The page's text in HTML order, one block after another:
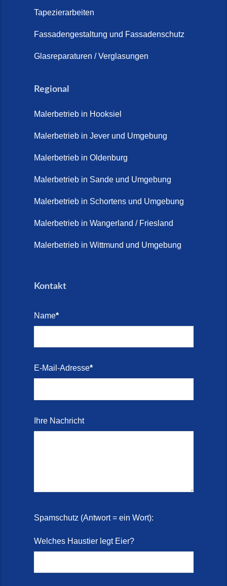
Tapezierarbeiten
Fassadengestaltung und Fassadenschutz
Glasreparaturen / Verglasungen
Regional
Malerbetrieb in Hooksiel
Malerbetrieb in Jever und Umgebung
Malerbetrieb in Oldenburg
Malerbetrieb in Sande und Umgebung
Malerbetrieb in Schortens und Umgebung
Malerbetrieb in Wangerland / Friesland
Malerbetrieb in Wittmund und Umgebung
Kontakt
Name*
E-Mail-Adresse*
Ihre Nachricht
Spamschutz (Antwort = ein Wort):
Welches Haustier legt Eier?